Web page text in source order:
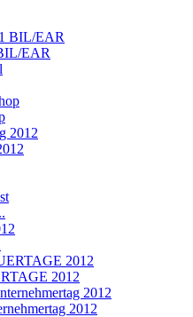
EAR
2012
2012